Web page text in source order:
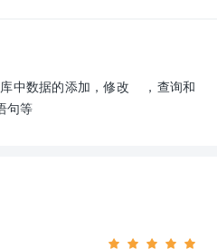
中数据的添加，修改  ，查询和
句等